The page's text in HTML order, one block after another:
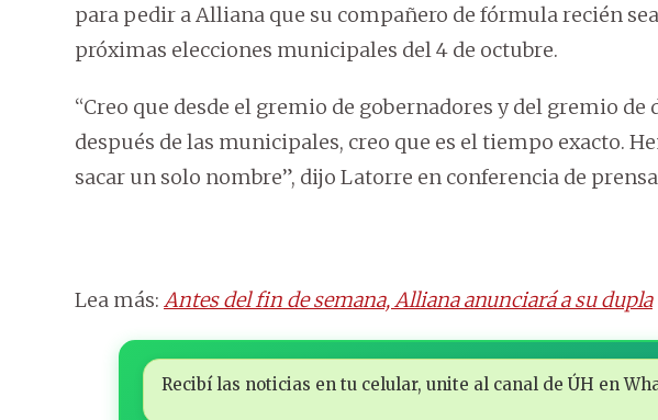
para pedir a Alliana que su compañero de fórmula recién
próximas elecciones municipales del 4 de octubre.
“Creo que desde el gremio de gobernadores y del gremio
después de las municipales, creo que es el tiempo exacto.
sacar un solo nombre”, dijo Latorre en conferencia de
Lea más: Antes del fin de semana, Alliana anunciará a su dupla
Recibí las noticias en tu celular, unite al canal de ÚH en